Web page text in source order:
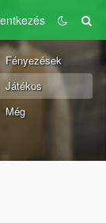
Fényezések
Játékos
Még